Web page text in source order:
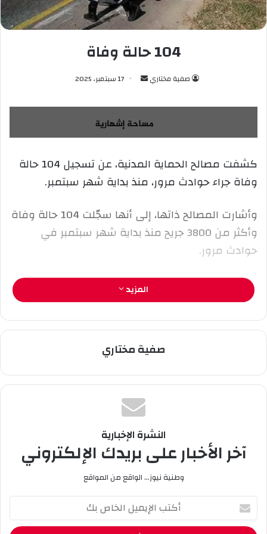
104 حالة وفاة
صفية مختاري
س
ل
ب
ي
د
ل
ك
و
ن
ا
17 سبتمبر، 2025
كشفت مصالح الحماية المدنية، عن تسجيل 104 حالة
وفاة جراء حوادث مرور، منذ بداية شهر سبتمبر.
وأشارت المصالح ذاتها، إلى أنها سجّلت 104 حالة وفاة
وأكثر من 3800 جريح منذ بداية شهر سبتمبر في
حوادث مرور.
المزيد
صفية مختاري
النشرة الإخبارية
آخر الأخبار على بريدك الإلكتروني
وطنية نيوز... الواقع من المواقع
أ